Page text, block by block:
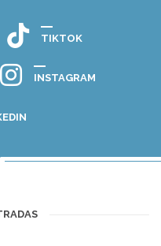
TIKTOK
INSTAGRAM